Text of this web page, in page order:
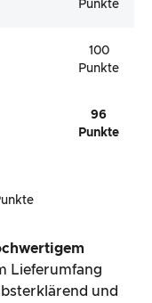
Punkte
100
Punkte
96
Punkte
Lieferumfang
und